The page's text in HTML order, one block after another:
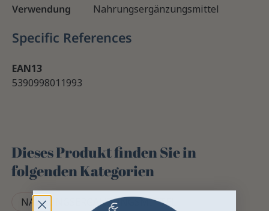
Verwendung Nahrungsergänzungsmittel
Specific References
EAN13
5390998011993
Dieses Produkt finden Sie in
folgenden Kategorien
NAHRUNGSERGÄNZUNGSMITTEL